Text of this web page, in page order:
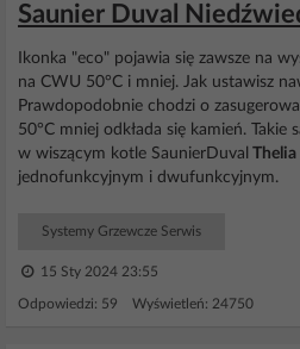
Saunier Duval
Ikonka "eco" pojawia się zawsze na
na CWU 50°C i mniej. Jak ustawisz
Prawdopodobnie chodzi o
50°C mniej odkłada się kamień.
w wiszącym kotle SaunierDuval Thelia
jednofunkcyjnym i dwufunkcyjnym.
Systemy Grzewcze Serwis
15 Sty 2024 23:55
Odpowiedzi: 59 Wyświetleń: 24750